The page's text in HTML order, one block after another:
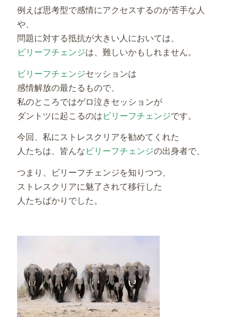
例えば思考型で感情にアクセスするのが苦手な人
や、
問題に対する抵抗が大きい人においては、
ビリーフチェンジは、難しいかもしれません。
ビリーフチェンジセッションは
感情解放の最たるもので、
私のところではゲロ泣きセッションが
ダントツに起こるのはビリーフチェンジです。
今回、私にストレスクリアを勧めてくれた
人たちは、皆んなビリーフチェンジの出身者で、
つまり、ビリーフチェンジを知りつつ、
ストレスクリアに魅了されて移行した
人たちばかりでした。